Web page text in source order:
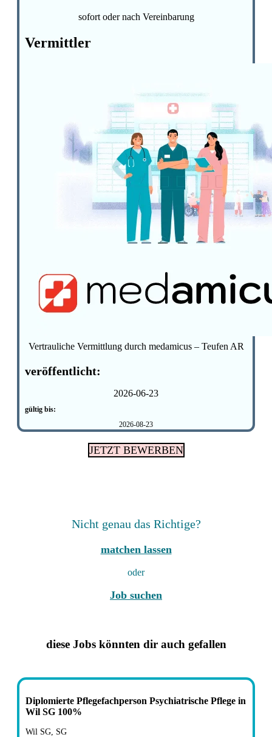
sofort oder nach Vereinbarung
Vermittler
Vertrauliche Vermittlung durch medamicus – Teufen AR
veröffentlicht:
2026-06-23
gültig bis:
2026-08-23
JETZT BEWERBEN
Nicht genau das Richtige?
matchen lassen
oder
Job suchen
diese Jobs könnten dir auch gefallen
Diplomierte Pflegefachperson Psychiatrische Pflege in
Wil SG 100%
Wil SG, SG